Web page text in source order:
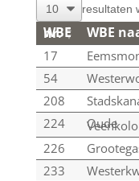
resultaten
WBE nr. WBE
WBE nr. WBE
17
54
208
224
Oude
226
233